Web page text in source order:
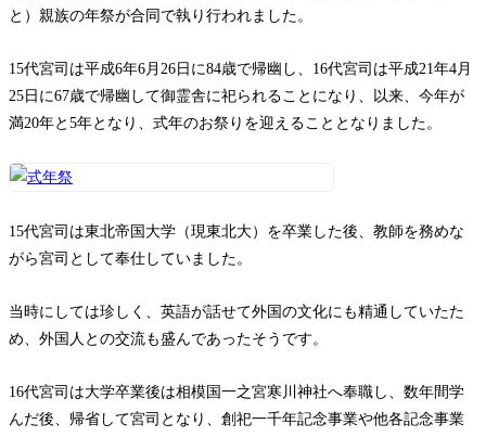
奉祝記念事業
と）親族の年祭が合同で執り行われました。
15代宮司は平成6年6月26日に84歳で帰幽し、16代宮司は平成21年4月
25日に67歳で帰幽して御霊舎に祀られることになり、以来、今年が
満20年と5年となり、式年のお祭りを迎えることとなりました。
15代宮司は東北帝国大学（現東北大）を卒業した後、教師を務めな
がら宮司として奉仕していました。
当時にしては珍しく、英語が話せて外国の文化にも精通していたた
め、外国人との交流も盛んであったそうです。
16代宮司は大学卒業後は相模国一之宮寒川神社へ奉職し、数年間学
んだ後、帰省して宮司となり、創祀一千年記念事業や他各記念事業